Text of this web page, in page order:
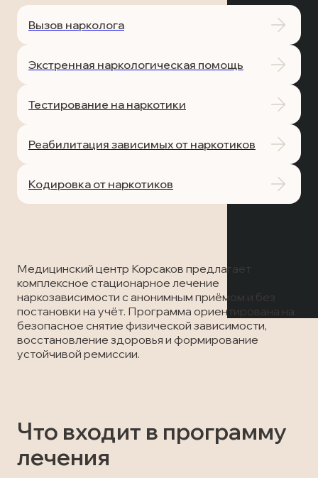
Лечение алкоголизма
Транспортировка пациентов
Лечение в стационаре
Скорая медицинская помощь
Онлайн-консультация
Вызов врача
Статьи
Вызов врача
Вызов нарколога
Экстренная наркологическая помощь
Тестирование на наркотики
Реабилитация зависимых от наркотиков
Кодировка от наркотиков
Медицинский центр Корсаков предлагает
комплексное стационарное лечение
наркозависимости с анонимным приёмом и без
постановки на учёт. Программа ориентирована на
безопасное снятие физической зависимости,
восстановление здоровья и формирование
устойчивой ремиссии.
Что входит в программу
лечения